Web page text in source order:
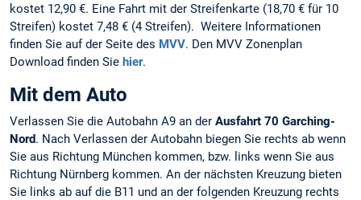
kostet 12,90 €. Eine Fahrt mit der Streifenkarte (18,70 € für 10
Streifen) kostet 7,48 € (4 Streifen). Weitere Informationen
finden Sie auf der Seite des MVV. Den MVV Zonenplan
Download finden Sie hier.
Mit dem Auto
Verlassen Sie die Autobahn A9 an der Ausfahrt 70 Garching-
Nord. Nach Verlassen der Autobahn biegen Sie rechts ab wenn
Sie aus Richtung München kommen, bzw. links wenn Sie aus
Richtung Nürnberg kommen. An der nächsten Kreuzung bieten
Sie links ab auf die B11 und an der folgenden Kreuzung rechts